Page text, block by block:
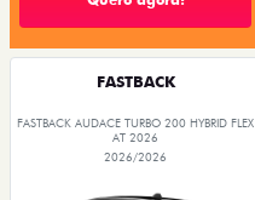
FASTBACK
FASTBACK AUDACE TURBO 200 HYBRID FLEX
AT 2026
2026/2026